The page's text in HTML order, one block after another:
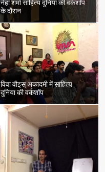
नेहा शर्मा साहित्य दुनिया की वर्कशॉप
के दौरान
विवा वौइस् अकादमी में साहित्य
दुनिया की वर्कशॉप